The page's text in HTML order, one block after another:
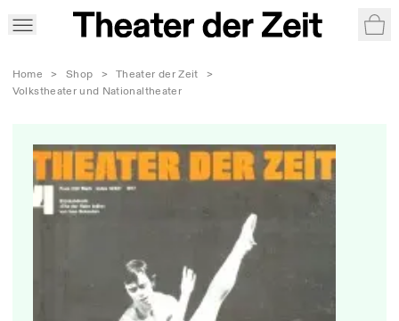
Home > Shop > Theater der Zeit
>
Volkstheater und Nationaltheater